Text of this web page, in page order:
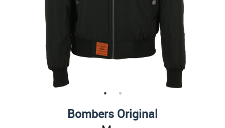
Bombers Original